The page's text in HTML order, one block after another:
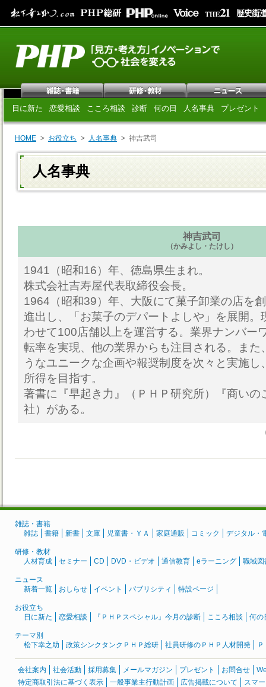
日に新た 恋愛相談 こころ相談 診断 何の日 人名事典 プレゼント
HOME お役立ち 人名事典 神吉武司
人名事典
神吉武司
（かみよし・たけし）
1941（昭和16）年、徳島県生まれ。
株式会社吉寿屋代表取締役会長。
1964（昭和39）年、大阪にて菓子卸業の店を
進出し、「お菓子のデパートよしや」を展開。
わせて100店舗以上を運営する。業界ナンバー
転率を実現、他の業界からも注目される。また
うなユニークな企画や報奨制度を次々と実施し
所得を目指す。
著書に『早起き力』（ＰＨＰ研究所）『商いの
社）がある。
雑誌・書籍
雑誌
書籍 新書 文庫 児童書・ＹＡ 家庭通販 コミック デジタル・
研修・教材
人材育成
セミナー CD DVD・ビデオ 通信教育 eラーニング 職域図
ニュース
新着一覧
おしらせ イベント パブリシティ 特設ページ
お役立ち
日に新た
恋愛相談 『ＰＨＰスペシャル』今月の診断 こころ相談 何の
テーマ別
松下幸之助
政策シンクタンクＰＨＰ総研 社員研修のＰＨＰ人材開発
会社案内 社会活動 採用募集 メールマガジン プレゼント お問合せ
特定商取引法に基づく表示
一般事業主行動計画 広告掲載について スマ